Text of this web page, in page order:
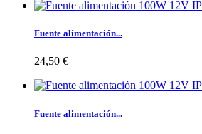
Fuente alimentación...
24,50 €
Fuente alimentación...